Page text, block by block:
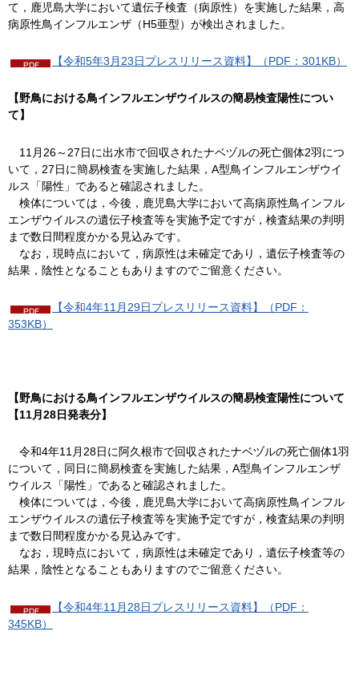
て，鹿児島大学において遺伝子検査（病原性）を実施した結果，高
病原性鳥インフルエンザ（H5亜型）が検出されました。
【令和5年3月23日プレスリリース資料】（PDF：301KB）
【野鳥における鳥インフルエンザウイルスの簡易検査陽性につい
て】
1 1月26～27日に出水市で回収されたナベヅルの死亡個体2羽につ
いて，27日に簡易検査を実施した結果，A型鳥インフルエンザウイ
ルス「陽性」であると確認されました。
検体については，今後，鹿児島大学において高病原性鳥インフル
エンザウイルスの遺伝子検査等を実施予定ですが，検査結果の判明
まで数日間程度かかる見込みです。
なお，現時点において，病原性は未確定であり，遺伝子検査等の
結果，陰性となることもありますのでご留意ください。
【令和4年11月29日プレスリリース資料】（PDF：
353KB）
【野鳥における鳥インフルエンザウイルスの簡易検査陽性について
【11月28日発表分】
令和4年11月28日に阿久根市で回収されたナベヅルの死亡個体1羽
について，同日に簡易検査を実施した結果，A型鳥インフルエンザ
ウイルス「陽性」であると確認されました。
検体については，今後，鹿児島大学において高病原性鳥インフル
エンザウイルスの遺伝子検査等を実施予定ですが，検査結果の判明
まで数日間程度かかる見込みです。
なお，現時点において，病原性は未確定であり，遺伝子検査等の
結果，陰性となることもありますのでご留意ください。
【令和4年11月28日プレスリリース資料】（PDF：
345KB）